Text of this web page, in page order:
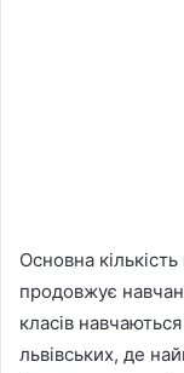
Основна
продовжує
класів
львівських, де